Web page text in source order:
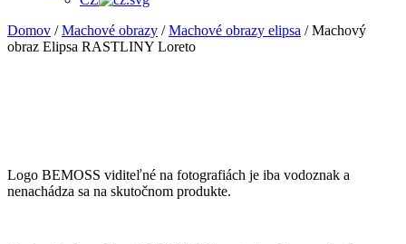
Domov /Machové obrazy /Machové obrazy elipsa / Machový
obraz Elipsa RASTLINY Loreto
Logo BEMOSS viditeľné na fotografiách je iba vodoznak a
nenachádza sa na skutočnom produkte.